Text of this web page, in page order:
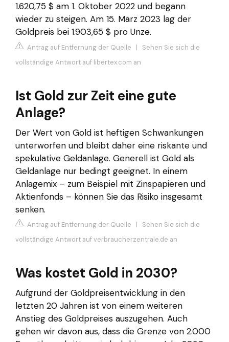
1.620,75 $ am 1. Oktober 2022 und begann
wieder zu steigen. Am 15. März 2023 lag der
Goldpreis bei 1.903,65 $ pro Unze.
Antrag auf Entfernung der Quelle | Sehen Sie sich die
vollständige Antwort auf libertex.com an
Ist Gold zur Zeit eine gute
Anlage?
Der Wert von Gold ist heftigen Schwankungen
unterworfen und bleibt daher eine riskante und
spekulative Geldanlage. Generell ist Gold als
Geldanlage nur bedingt geeignet. In einem
Anlagemix – zum Beispiel mit Zinspapieren und
Aktienfonds – können Sie das Risiko insgesamt
senken.
Antrag auf Entfernung der Quelle | Sehen Sie sich die
vollständige Antwort auf verbraucherzentrale.de an
Was kostet Gold in 2030?
Aufgrund der Goldpreisentwicklung in den
letzten 20 Jahren ist von einem weiteren
Anstieg des Goldpreises auszugehen. Auch
gehen wir davon aus, dass die Grenze von 2.000